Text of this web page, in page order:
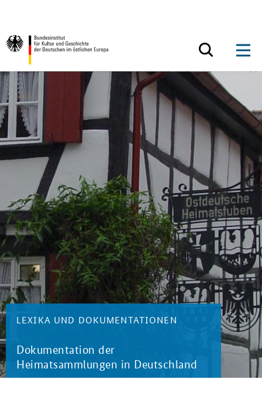
Zurück zur Startseite
LEXIKA UND DOKUMENTATIONEN
Dokumentation der
Heimatsammlungen in Deutschland